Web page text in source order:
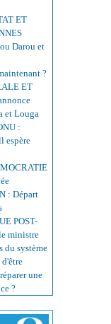
ET
Darou et
?
ET
et Louga
:
espère
: Départ
POST-
ministre
du système
d'être
une
?